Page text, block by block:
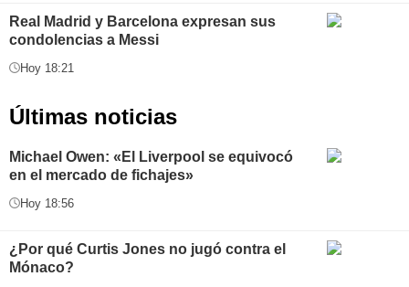
Real Madrid y Barcelona expresan sus
condolencias a Messi
Hoy 18:21
Últimas noticias
Michael Owen: «El Liverpool se equivocó
en el mercado de fichajes»
Hoy 18:56
¿Por qué Curtis Jones no jugó contra el
Mónaco?